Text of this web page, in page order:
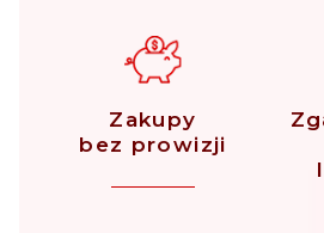
Zakupy
bez prowizji